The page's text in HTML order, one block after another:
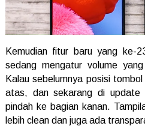
Kemudian fitur baru yang ke-
sedang mengatur volume
Kalau sebelumnya posisi
atas, dan sekarang di
pindah ke bagian kanan.
lebih clean dan juga ada